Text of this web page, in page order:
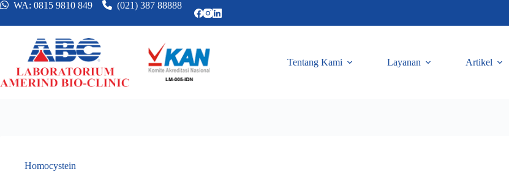
WA: 0815 9810 849 (021) 387 88888
Tentang Kami Layanan Artikel
Homocystein